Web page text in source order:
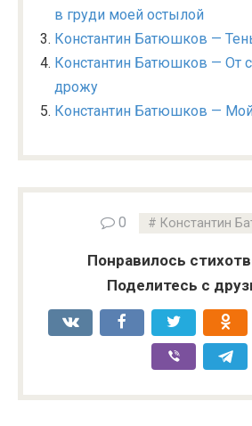
в груди моей остылой
Константин Батюшков —
Константин Батюшков — От
дрожу
Константин Батюшков —
0 Константин
Понравилось
Поделитесь с